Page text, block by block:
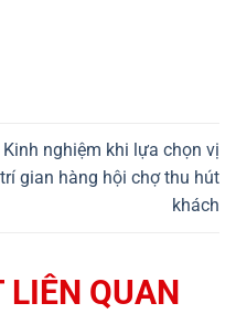
Kinh nghiệm khi lựa chọn vị
trí gian hàng hội chợ thu hút
khách
LIÊN QUAN